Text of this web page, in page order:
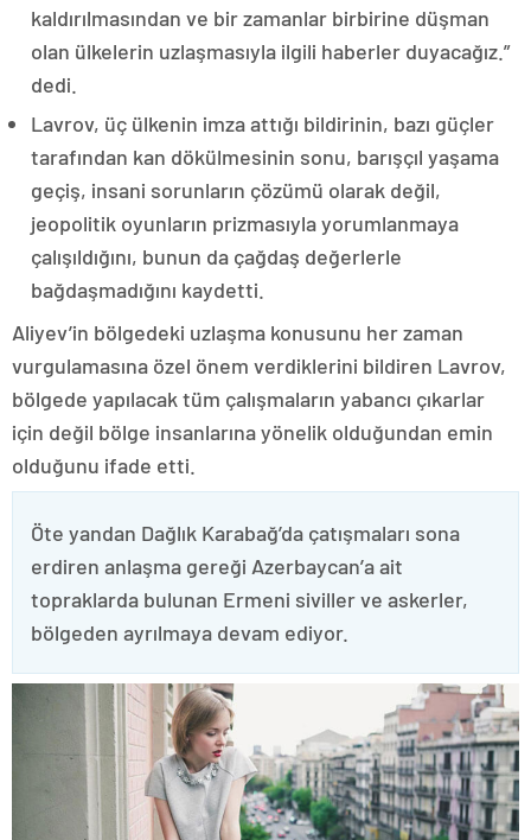
kaldırılmasından ve bir zamanlar birbirine düşman
olan ülkelerin uzlaşmasıyla ilgili haberler duyacağız.”
dedi.
Lavrov, üç ülkenin imza attığı bildirinin, bazı güçler
tarafından kan dökülmesinin sonu, barışçıl yaşama
geçiş, insani sorunların çözümü olarak değil,
jeopolitik oyunların prizmasıyla yorumlanmaya
çalışıldığını, bunun da çağdaş değerlerle
bağdaşmadığını kaydetti.
Aliyev’in bölgedeki uzlaşma konusunu her zaman
vurgulamasına özel önem verdiklerini bildiren Lavrov,
bölgede yapılacak tüm çalışmaların yabancı çıkarlar
için değil bölge insanlarına yönelik olduğundan emin
olduğunu ifade etti.
Öte yandan Dağlık Karabağ’da çatışmaları sona
erdiren anlaşma gereği Azerbaycan’a ait
topraklarda bulunan Ermeni siviller ve askerler,
bölgeden ayrılmaya devam ediyor.